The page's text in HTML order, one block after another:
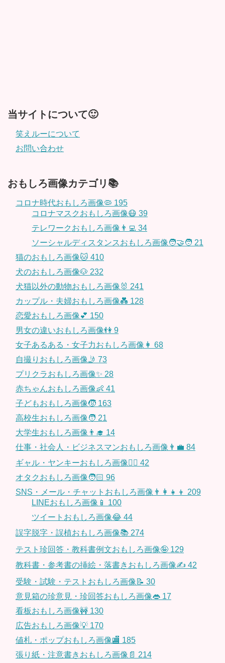
当サイトについて🙂
笑えルーについて
お問い合わせ
おもしろ画像カテゴリ📚
コロナ時代おもしろ画像🦠 195
コロナマスクおもしろ画像😷 39
テレワークおもしろ画像👨‍💻 34
ソーシャルディスタンスおもしろ画像🧑‍🤝‍🧑 21
猫のおもしろ画像🐱 410
犬のおもしろ画像🐶 232
犬猫以外の動物おもしろ画像🐰 241
カップル・夫婦おもしろ画像💑 128
恋愛おもしろ画像💕 150
男女の違いおもしろ画像👫 9
女子あるある・女子力おもしろ画像👩 68
自撮りおもしろ画像🤳 73
プリクラおもしろ画像✨ 28
赤ちゃんおもしろ画像👶 41
子どもおもしろ画像🧒 163
高校生おもしろ画像🧑 21
大学生おもしろ画像👨‍🎓 14
仕事・社会人・ビジネスマンおもしろ画像👨‍💼 84
ギャル・ヤンキーおもしろ画像👱‍♀️ 42
オタクおもしろ画像🧑🏻 96
SNS・メール・チャットおもしろ画像👨‍👩‍👧‍👦 209
LINEおもしろ画像📱 100
ツイートおもしろ画像😂 44
誤字脱字・誤植おもしろ画像📚 274
テスト珍回答・教科書例文おもしろ画像🤪 129
教科書・参考書の挿絵・落書きおもしろ画像✍️ 42
受験・試験・テストおもしろ画像📝 30
意見箱の珍意見・珍回答おもしろ画像👄 17
看板おもしろ画像🚧 130
広告おもしろ画像💡 170
値札・ポップおもしろ画像🏬 185
張り紙・注意書きおもしろ画像📄 214